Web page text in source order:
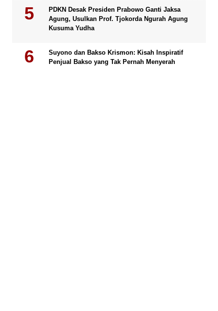
PDKN Desak Presiden Prabowo Ganti Jaksa
Agung, Usulkan Prof. Tjokorda Ngurah Agung
Kusuma Yudha
Suyono dan Bakso Krismon: Kisah Inspiratif
Penjual Bakso yang Tak Pernah Menyerah